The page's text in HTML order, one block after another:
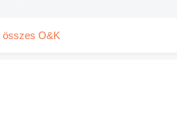
összes O&K